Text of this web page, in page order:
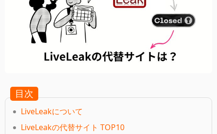
目次
LiveLeakについて
LiveLeakの代替サイト TOP10